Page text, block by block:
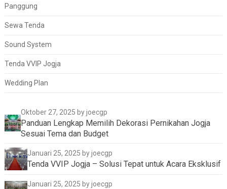
Panggung
Sewa Tenda
Sound System
Tenda VVIP Jogja
Wedding Plan
Oktober 27, 2025 by joecgp
Panduan Lengkap Memilih Dekorasi Pernikahan Jogja
Sesuai Tema dan Budget
Januari 25, 2025 by joecgp
Tenda VVIP Jogja – Solusi Tepat untuk Acara Eksklusif
Januari 25, 2025 by joecgp